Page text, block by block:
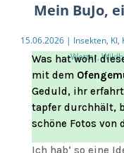
Mein BuJo,
15.06.2026| Insekten, KI,
Wetter,
Was hat wohl
mit dem
Geduld, ihr
tapfer durchhält,
schöne Fotos von
Ich hab‘ so eine